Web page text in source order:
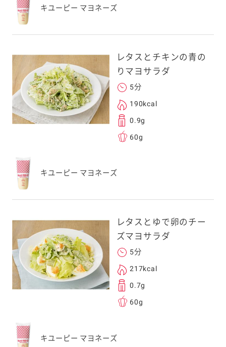
キユーピー マヨネーズ
レタスとチキンの青の
りマヨサラダ
5分
190kcal
0.9g
60g
キユーピー マヨネーズ
レタスとゆで卵のチー
ズマヨサラダ
5分
217kcal
0.7g
60g
キユーピー マヨネーズ